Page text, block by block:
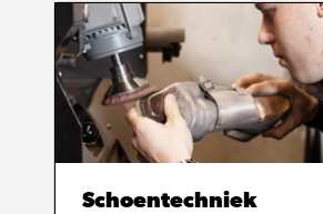
Schoentechniek